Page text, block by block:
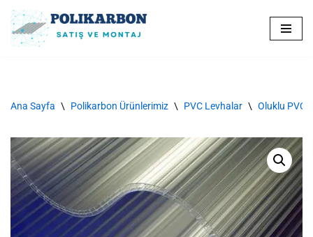
İçeriğe
Ana Sayfa \ Polikarbon Ürünlerimiz \ PVC Levhalar \ Oluklu PVC